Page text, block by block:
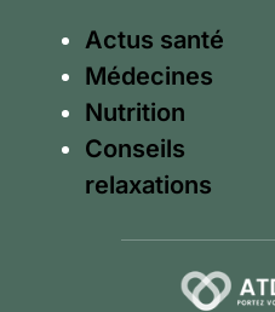
Actus santé
Médecines
Nutrition
Conseils
relaxations